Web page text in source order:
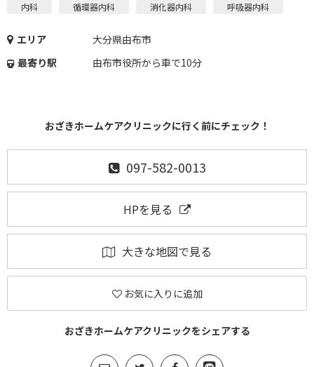
内科 循環器内科 消化器内科 呼吸器内科
エリア
大分県由布市
最寄り駅
由布市役所から車で10分
おざきホームケアクリニックに行く前にチェック！
097-582-0013
HPを見る
大きな地図で見る
お気に入りに追加
おざきホームケアクリニックをシェアする